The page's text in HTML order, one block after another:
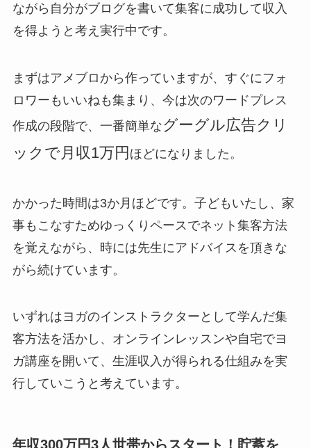
ながら自分がブログを書いて集客に成功して収入
を得ようと考え実行中です。
まずはアメブロから作っていますが、すぐにフォ
ロワーもいいねも集まり、今は次のワードプレス
作成の段階で、一番簡単なグーグル広告クリ
ックで月収1万円 ほどになりました。
かかった時間は3か月ほどです。子どもいたし、家
事もこなすためゆっくりペースでネット集客方法
を覚えながら、時には先生にアドバイスを頂きな
がら続けています。
いずれはヨガのインストラクターとして学んだ集
客方法を活かし、オンラインレッスンや自宅でヨ
ガ講座を開いて、生涯収入が得られる仕組みを実
行していこうと考えています。
年収300万円3人世帯からスタート！貯蓄を